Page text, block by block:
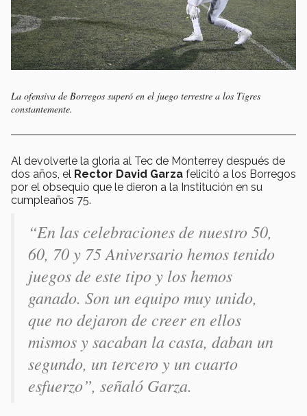
La ofensiva de Borregos superó en el juego terrestre a los Tigres
constantemente.
Al devolverle la gloria al Tec de Monterrey después de
dos años, el Rector David Garza felicitó a los Borregos
por el obsequio que le dieron a la Institución en su
cumpleaños 75.
“En las celebraciones de nuestro 50,
60, 70 y 75 Aniversario hemos tenido
juegos de este tipo y los hemos
ganado. Son un equipo muy unido,
que no dejaron de creer en ellos
mismos y sacaban la casta, daban un
segundo, un tercero y un cuarto
esfuerzo”, señaló Garza.